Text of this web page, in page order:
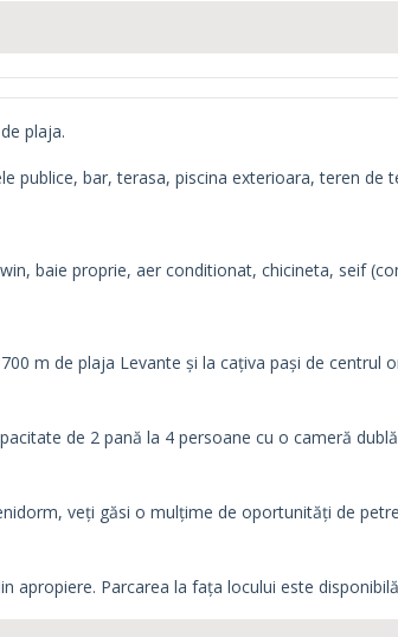
plaja.
publice, bar, terasa, piscina exterioara, teren de
baie proprie, aer conditionat, chicineta, seif
m de plaja Levante și la cațiva pași de centrul
de 2 pană la 4 persoane cu o cameră
veți găsi o mulțime de oportunități de
apropiere. Parcarea la fața locului este